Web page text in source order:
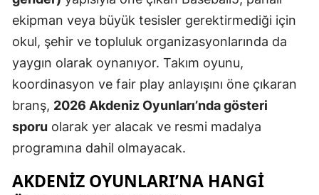
ekipman veya büyük tesisler gerektirmediği için
okul, şehir ve topluluk organizasyonlarında da
yaygın olarak oynanıyor. Takım oyunu,
koordinasyon ve fair play anlayışını öne çıkaran
branş, 2026 Akdeniz Oyunları’nda gösteri
sporu olarak yer alacak ve resmi madalya
programına dahil olmayacak.
AKDENIZ OYUNLARI’NA HANGI